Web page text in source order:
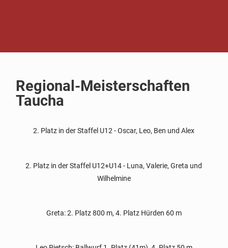
Regional-Meisterschaften
Taucha
2. Platz in der Staffel U12 - Oscar, Leo, Ben und Alex
2. Platz in der Staffel U12+U14 - Luna, Valerie, Greta und
Wilhelmine
Greta: 2. Platz 800 m, 4. Platz Hürden 60 m